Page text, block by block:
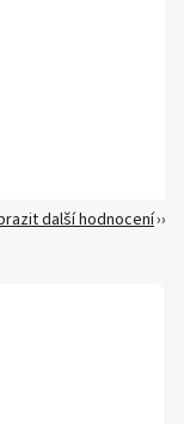
další hodnocení